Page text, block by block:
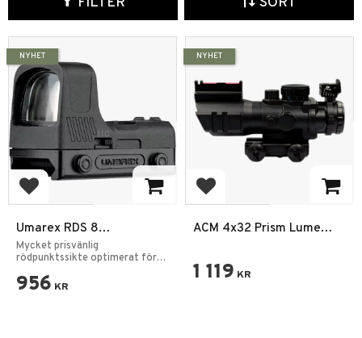
Add to favorites
Umarex RDS 8
Rödpunktssikte
Mycket prisvänlig
rödpunktssikte optimerat för
956 KR
NYHET
Add to favorites
ACM 4x32 Prism Lume
1 119 KR
NYHET